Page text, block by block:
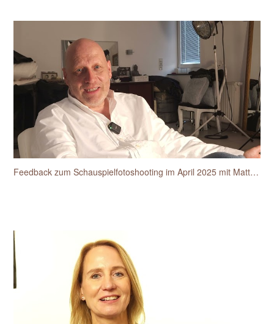
Feedback zum Schauspielfotoshooting im April 2025 mit Matthias van den Berg